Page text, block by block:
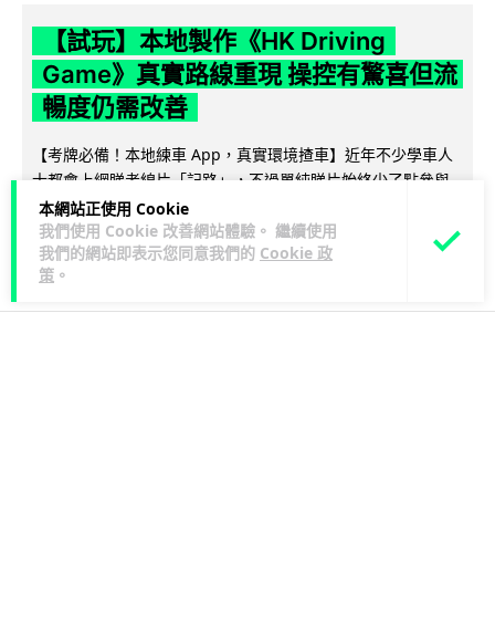
本網站正使用 Cookie
我們使用 Cookie 改善網站體驗。 繼續使用
我們的網站即表示您同意我們的 Cookie 政
策 。
【試玩】本地製作《HK Driving
Game》真實路線重現 操控有驚喜但流
暢度仍需改善
【考牌必備！本地練車 App，真實環境揸車】近年不少學車人
士都會上網睇考線片「記路」，不過單純睇片始終少了點參與
感。最近 App Store...
849 64 ↗ 分享